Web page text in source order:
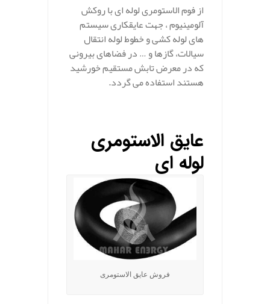
از فوم الاستومری لوله ای با روکش
آلومینیوم ، جهت عایقکاری سیستم
های لوله کشی و خطوط لوله انتقال
سیالات، گازها و … در فضاهای بیرونی
که در معرض تابش مستقیم خورشید
هستند استفاده می گردد.
عایق الاستومری
لوله ای
فروش عایق الاستومری